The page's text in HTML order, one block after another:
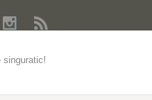
singuratic!